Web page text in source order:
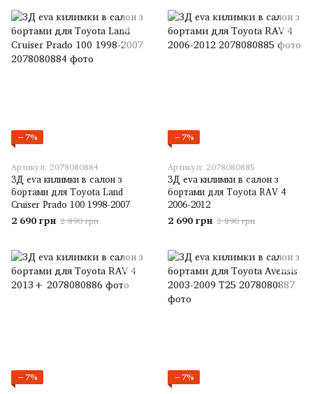
−7%
Артикул: 2078080884
3Д eva килимки в салон з
бортами для Toyota Land
Cruiser Prado 100 1998-2007
2 690 грн 2 890 грн
−7%
Артикул: 2078080885
3Д eva килимки в салон з
бортами для Toyota RAV 4
2006-2012
2 690 грн 2 890 грн
−7% −7%